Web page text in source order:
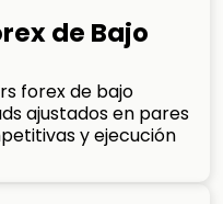
de Bajo
forex de bajo
ajustados en pares
y ejecución